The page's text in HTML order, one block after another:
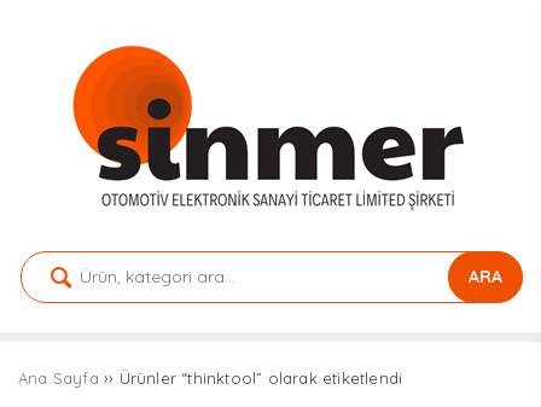
ARA
Ana Sayfa ›› Ürünler “thinktool” olarak etiketlendi